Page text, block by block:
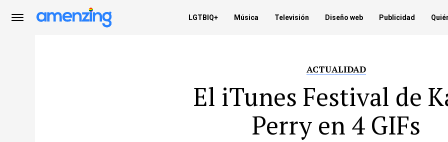
LGTBIQ+ Música Televisión Diseño web Publicidad
ACTUALIDAD
El iTunes Festival de
Perry en 4 GIFs